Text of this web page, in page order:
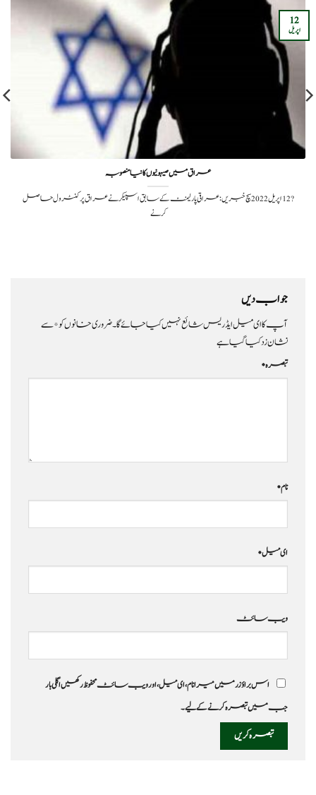
عراق میں صیہونیوں کا نیا منصوبہ
?️ 12 اپریل 2022سچ خبریں:عراقی پارلیمنٹ کے سابق اسپیکر نے عراق پر کنٹرول حاصل
کرنے
12
اپریل
جواب دیں
آپ کا ای میل ایڈریس شائع نہیں کیا جائے گا۔ضروری خانوں کو*سے
نشان زد کیا گیا ہے
تبصرہ*
نام*
ای میل*
ویب‌ سائٹ
اس براؤزر میں میرا نام، ای میل، اور ویب سائٹ محفوظ رکھیں اگلی بار
جب میں تبصرہ کرنے کےلیے۔